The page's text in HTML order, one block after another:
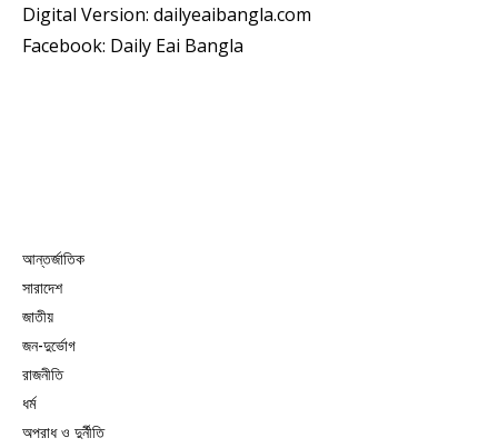
Digital Version: dailyeaibangla.com
Facebook: Daily Eai Bangla
আন্তর্জাতিক
সারাদেশ
জাতীয়
জন-দুর্ভোগ
রাজনীতি
ধর্ম
অপরাধ ও দুর্নীতি